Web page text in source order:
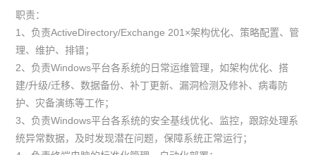
职责：
1、负责ActiveDirectory/Exchange 201×架构优化、策略配置、管
理、维护、排错；
2、负责Windows平台各系统的日常运维管理，如架构优化、搭
建/升级/迁移、数据备份、补丁更新、漏洞检测及修补、病毒防
护、灾备演练等工作；
3、负责Windows平台各系统的安全基线优化、监控，跟踪处理系
统异常数据，及时发现潜在问题，保障系统正常运行；